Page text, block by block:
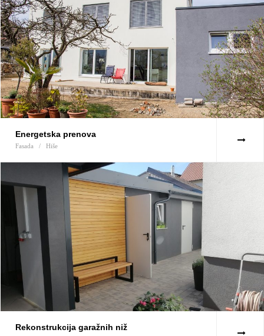
Energetska prenova
Fasada / Hiše
Rekonstrukcija garažnih niž